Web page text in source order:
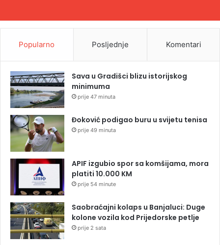
Popularno Posljednje Komentari
Sava u Gradišci blizu istorijskog
minimuma
prije 47 minuta
Đoković podigao buru u svijetu tenisa
prije 49 minuta
APIF izgubio spor sa komšijama, mora
platiti 10.000 KM
prije 54 minute
Saobraćajni kolaps u Banjaluci: Duge
kolone vozila kod Prijedorske petlje
prije 2 sata